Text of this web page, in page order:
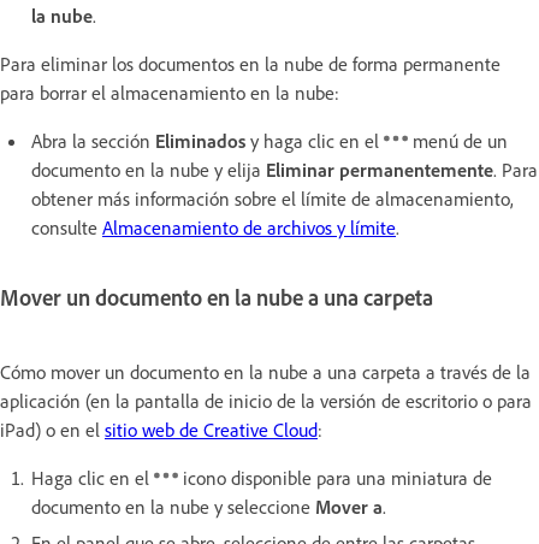
la nube.
Para eliminar los documentos en la nube de forma permanente
para borrar el almacenamiento en la nube:
Abra la sección Eliminados y haga clic en el
menú de un
documento en la nube y elija Eliminar permanentemente. Para
obtener más información sobre el límite de almacenamiento,
consulte Almacenamiento de archivos y límite.
Mover un documento en la nube a una carpeta
Cómo mover un documento en la nube a una carpeta a través de la
aplicación (en la pantalla de inicio de la versión de escritorio o para
iPad) o en el sitio web de Creative Cloud:
Haga clic en el
icono disponible para una miniatura de
documento en la nube y seleccione Mover a.